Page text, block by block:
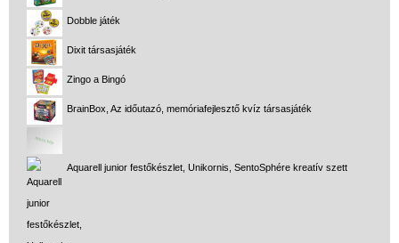
Dobble játék
Dixit társasjáték
Zingo a Bingó
BrainBox, Az időutazó, memóriafejlesztő kvíz társasjáték
Aquarell junior festőkészlet, Unikornis, SentoSphére kreatív szett